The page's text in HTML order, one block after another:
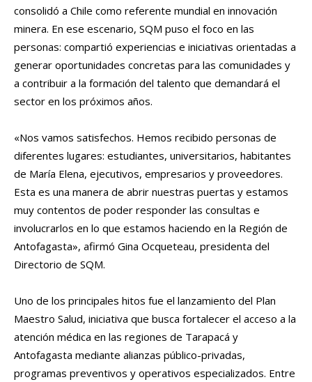
consolidó a Chile como referente mundial en innovación
minera. En ese escenario, SQM puso el foco en las
personas: compartió experiencias e iniciativas orientadas a
generar oportunidades concretas para las comunidades y
a contribuir a la formación del talento que demandará el
sector en los próximos años.
«Nos vamos satisfechos. Hemos recibido personas de
diferentes lugares: estudiantes, universitarios, habitantes
de María Elena, ejecutivos, empresarios y proveedores.
Esta es una manera de abrir nuestras puertas y estamos
muy contentos de poder responder las consultas e
involucrarlos en lo que estamos haciendo en la Región de
Antofagasta», afirmó Gina Ocqueteau, presidenta del
Directorio de SQM.
Uno de los principales hitos fue el lanzamiento del Plan
Maestro Salud, iniciativa que busca fortalecer el acceso a la
atención médica en las regiones de Tarapacá y
Antofagasta mediante alianzas público-privadas,
programas preventivos y operativos especializados. Entre